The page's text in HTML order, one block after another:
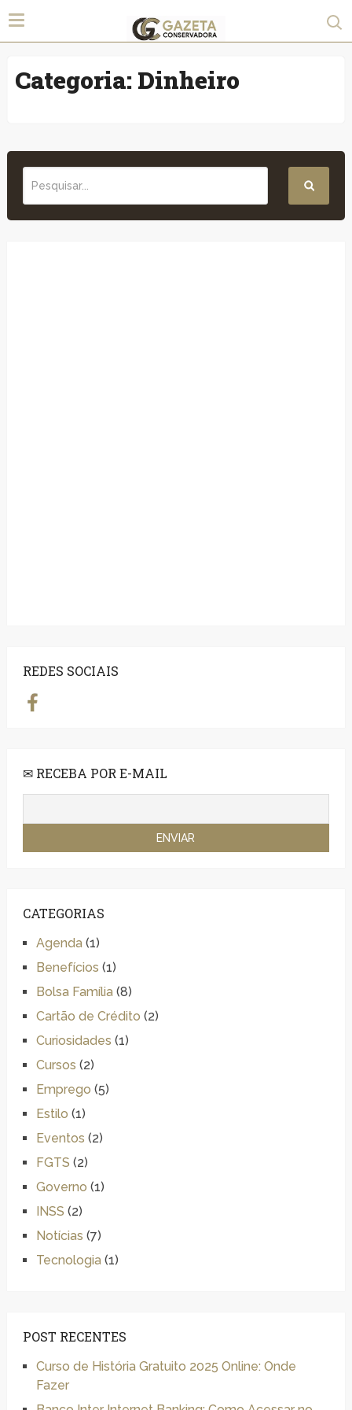
Categoria: Dinheiro
REDES SOCIAIS
✉ RECEBA POR E-MAIL
CATEGORIAS
Agenda(1)
Benefícios (1)
Bolsa Família(8)
Cartão de Crédito (2)
Curiosidades (1)
Cursos (2)
Emprego (5)
Estilo (1)
Eventos (2)
FGTS (2)
Governo (1)
INSS (2)
Notícias (7)
Tecnologia(1)
POST RECENTES
Curso de História Gratuito 2025 Online: Onde
Fazer